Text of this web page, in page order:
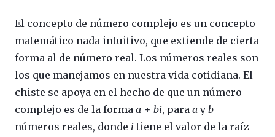
El concepto de número complejo es un concepto
matemático nada intuitivo, que extiende de cierta
forma al de número real. Los números reales son
los que manejamos en nuestra vida cotidiana. El
chiste se apoya en el hecho de que un número
complejo es de la forma a + bi, para ay b
números reales, donde i tiene el valor de la raíz